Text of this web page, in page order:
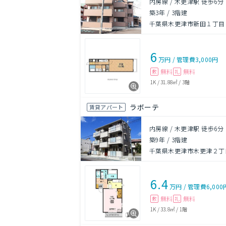
築3年 / 3階建
千葉県木更津市新田１丁目
6 万円 /管理費3,000円
敷 無料 礼 無料
1K /31.88㎡ / 3階
賃貸アパート ラボーテ
内房線 / 木更津駅 徒歩6分
築9年 / 3階建
千葉県木更津市木更津２
6.4万円 /管理費6,000
敷 無料 礼 無料
1K /33.8㎡ / 1階